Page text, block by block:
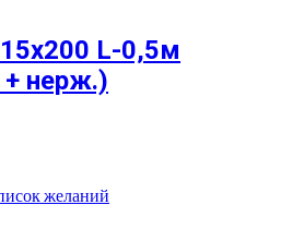
L-0,5м
нерж.)
желаний